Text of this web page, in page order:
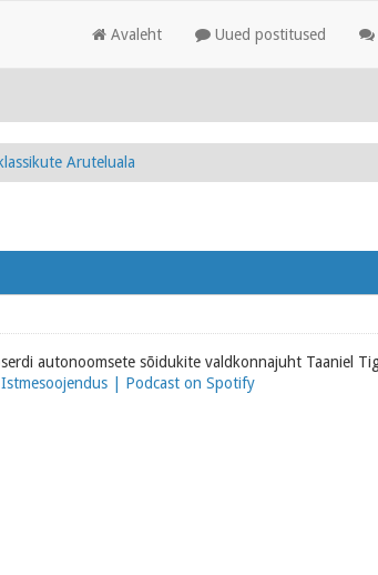
Avaleht Uued postitused
Aruteluala
autonoomsete sõidukite valdkonnajuht Taaniel
| Podcast on Spotify